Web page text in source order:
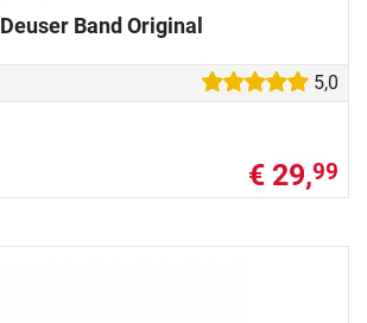
Deuser Band Original
5,0
€ 29,99